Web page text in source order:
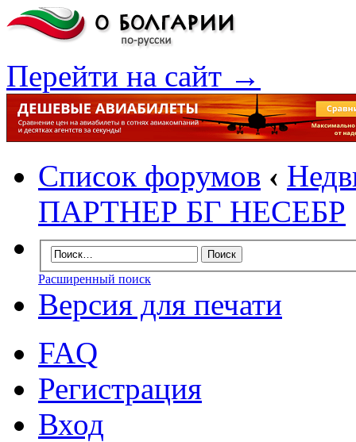
Перейти на сайт →
Список форумов ‹
ПАРТНЕР БГ НЕСЕБР
Расширенный поиск
Версия для печати
FAQ
Регистрация
Вход